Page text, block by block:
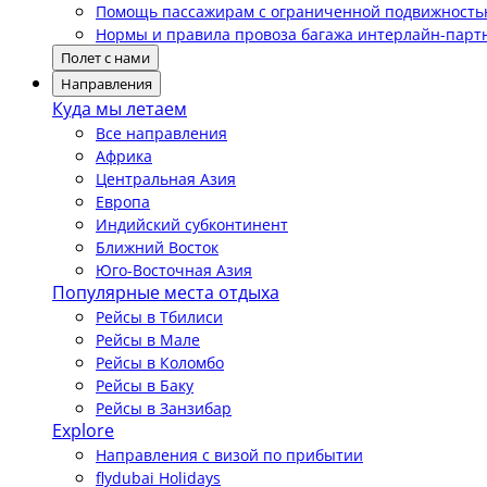
Помощь пассажирам с ограниченной
Нормы и правила провоза багажа интерлайн-
Полет с нами
Направления
Куда мы летаем
Все направления
Африка
Центральная Азия
Европа
Индийский субконтинент
Ближний Восток
Юго-Восточная Азия
Популярные места отдыха
Рейсы в Тбилиси
Рейсы в Мале
Рейсы в Коломбо
Рейсы в Баку
Рейсы в Занзибар
Explore
Направления с визой по прибытии
flydubai Holidays